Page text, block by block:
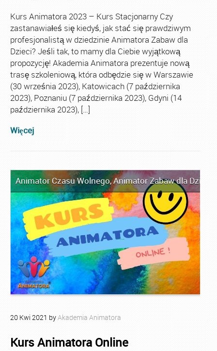
Kurs Animatora 2023 – Kurs Stacjonarny Czy
zastanawiałeś się kiedyś, jak stać się prawdziwym
profesjonalistą w dziedzinie Animatora Zabaw dla
Dzieci? Jeśli tak, to mamy dla Ciebie wyjątkową
propozycję! Akademia Animatora prezentuje nową
trasę szkoleniową, która odbędzie się w Warszawie
(30 września 2023), Katowicach (7 października
2023), Poznaniu (7 października 2023), Gdyni (14
października 2023), […]
Więcej
Animator Czasu Wolnego,Animator Zabaw dla Dzieci
20 Kwi 2021 byAkademia Animatora
Kurs Animatora Online